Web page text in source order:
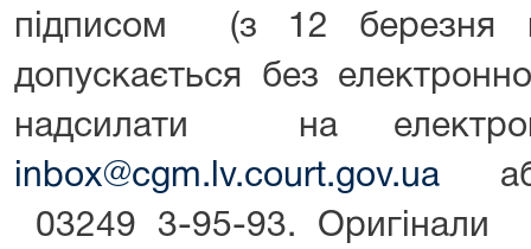
підписом (з 12
допускається без
надсилати на
inbox@cgm.lv.court.gov.ua
03249 3-95-93. Оригінали